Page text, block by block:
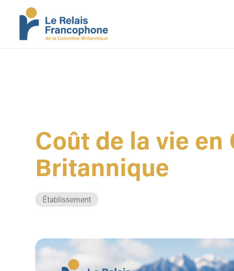
Coût de la vie
Britannique
Établissement